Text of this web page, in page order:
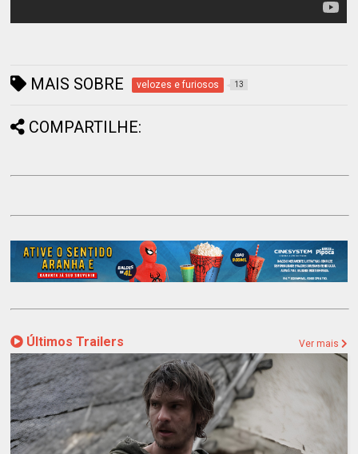
MAIS SOBRE velozes e furiosos 13
COMPARTILHE:
Últimos Trailers Ver mais